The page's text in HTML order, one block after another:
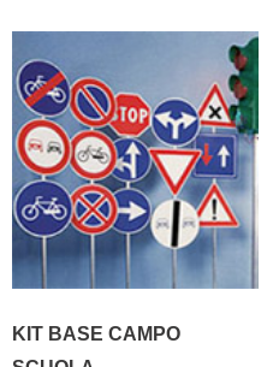
KIT BASE CAMPO